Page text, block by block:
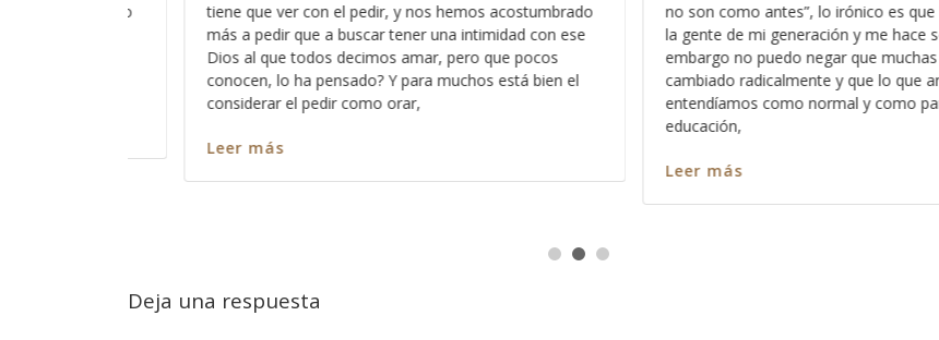
no son como antes”, lo irónico es que lo escucho entre
la gente de mi generación y me hace sentir viejo, sin
embargo no puedo negar que muchas cosas han
cambiado radicalmente y que lo que antes
entendíamos como normal y como parte de nuestra
claras es que en el Reino de los Cielos
sentimientos, y esto no se lo digo con
confundirle o hacerle sentir mal, por el
hago con la intención de que aprenda a
como es que
Deja una respuesta